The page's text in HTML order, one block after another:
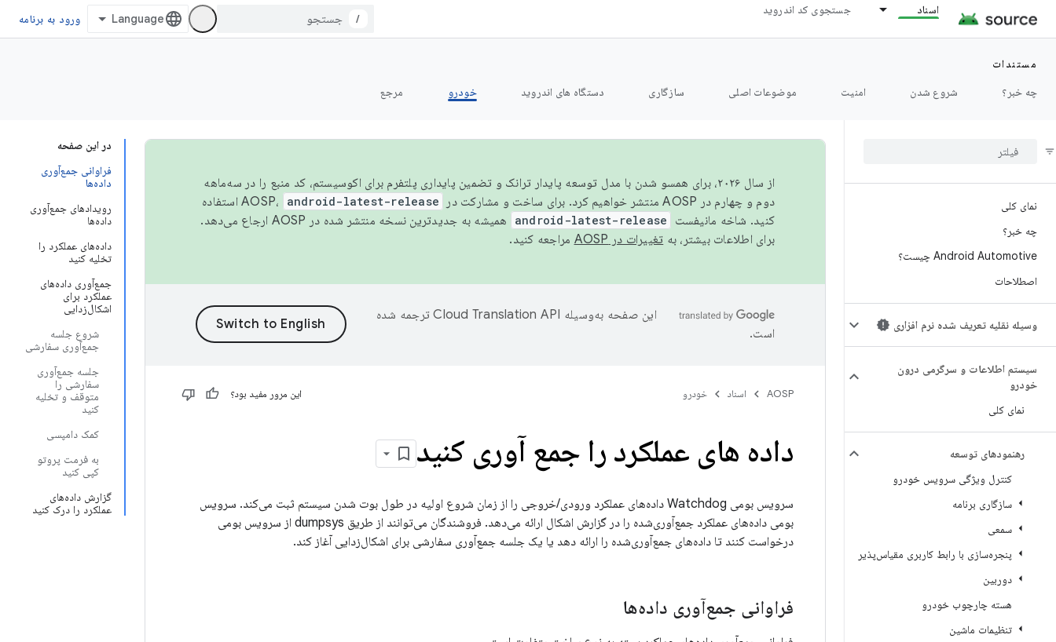
اسناد جستجوی کد اندروید
/ ورود به برنامه
مستندات
چه خبر؟
شروع شدن امنیت موضوعات اصلی سازگاری دستگاه های اندروید خودرو مرجع
نمای کلی
چه خبر؟
Android Automotive چیست؟
اصطلاحات
وسیله نقلیه تعریف شده نرم افزاری
سیستم اطلاعات و سرگرمی درون
خودرو
نمای کلی
رهنمودهای توسعه
کنترل ویژگی سرویس خودرو
سازگاری برنامه
سمعی
پنجره‌سازی با رابط کاربری مقیاس‌پذیر
دوربین
هسته چارچوب خودرو
تنظیمات ماشین
در این صفحه
فراوانی جمع‌آوری
داده‌ها
رویدادهای جمع‌آوری
داده‌ها
داده‌های عملکرد را
تخلیه کنید
جمع‌آوری داده‌های
عملکرد برای
اشکال‌زدایی
شروع جلسه
جمع‌آوری سفارشی
جلسه جمع‌آوری
سفارشی را
متوقف و تخلیه
کنید
کمک دامپسی
به فرمت پروتو
کپی کنید
گزارش داده‌های
عملکرد را درک کنید
از سال ۲۰۲۶، برای همسو شدن با مدل توسعه پایدار ترانک و تضمین پایداری پلتفرم برای اکوسیستم، کد منبع را در سه‌ماهه
دوم و چهارم در AOSP منتشر خواهیم کرد. برای ساخت و مشارکت در AOSP،
android-latest-release
استفاده
کنید. شاخه مانیفست
android-latest-release
همیشه به جدیدترین نسخه منتشر شده در AOSP ارجاع می‌دهد.
برای اطلاعات بیشتر، به تغییرات در AOSP مراجعه کنید.
این صفحه به‌وسیله
ترجمه شده
است.
AOSP اسناد خودرو این مرور مفید بود؟
داده های عملکرد را جمع آوری کنید
سرویس بومی Watchdog داده‌های عملکرد ورودی/خروجی را از زمان شروع اولیه در طول بوت شدن سیستم ثبت می‌کند. سرویس
بومی داده‌های عملکرد جمع‌آوری‌شده را در گزارش اشکال ارائه می‌دهد. فروشندگان می‌توانند از طریق dumpsys از سرویس بومی
درخواست کنند تا داده‌های جمع‌آوری‌شده را ارائه دهد یا یک جلسه جمع‌آوری سفارشی برای اشکال‌زدایی آغاز کند.
فراوانی جمع‌آوری داده‌ها